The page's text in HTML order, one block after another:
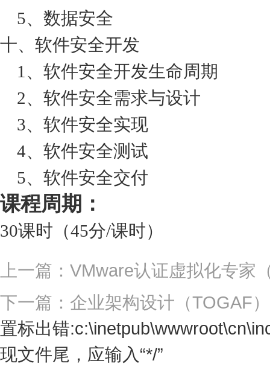
5、数据安全
十、软件安全开发
1、软件安全开发生命周期
2、软件安全需求与设计
3、软件安全实现
4、软件安全测试
5、软件安全交付
课程周期：
30课时（45分/课时）
上一篇：VMware认证虚拟化专家
下一篇：企业架构设计（TOGAF）
置标出错
现文件尾，应输入“*/”